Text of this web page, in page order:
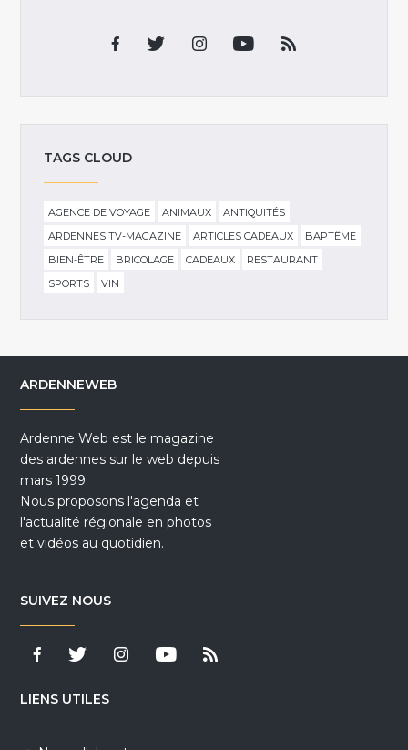
TAGS CLOUD
AGENCE DE VOYAGE ANIMAUX
ANTIQUITÉS
ARDENNES TV-MAGAZINE
ARTICLES CADEAUX
BAPTÊME
BIEN-ÊTRE
BRICOLAGE CADEAUX
RESTAURANT
SPORTS
VIN
ARDENNEWEB
Ardenne Web est le magazine
des ardennes sur le web depuis
mars 1999.
Nous proposons l'agenda et
l'actualité régionale en photos
et vidéos au quotidien.
SUIVEZ NOUS
LIENS UTILES